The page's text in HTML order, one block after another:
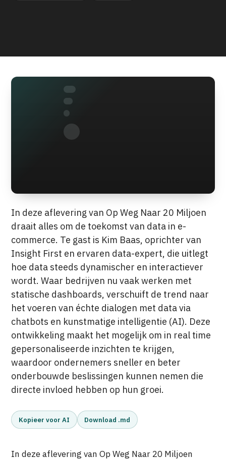
In deze aflevering van Op Weg Naar 20 Miljoen
draait alles om de toekomst van data in e-
commerce. Te gast is Kim Baas, oprichter van
Insight First en ervaren data-expert, die uitlegt
hoe data steeds dynamischer en interactiever
wordt. Waar bedrijven nu vaak werken met
statische dashboards, verschuift de trend naar
het voeren van échte dialogen met data via
chatbots en kunstmatige intelligentie (AI). Deze
ontwikkeling maakt het mogelijk om in real time
gepersonaliseerde inzichten te krijgen,
waardoor ondernemers sneller en beter
onderbouwde beslissingen kunnen nemen die
directe invloed hebben op hun groei.
Kopieer voor AI Download .md
In deze aflevering van Op Weg Naar 20 Miljoen